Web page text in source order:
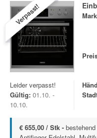
Verpasst!
Leider verpasst!
Gültig: 01.10. -
10.10.
€ 655,00 / Stk -